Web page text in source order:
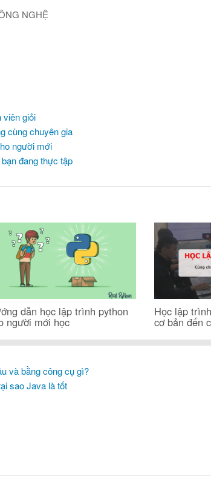
NGHỆ
viên giỏi
cùng chuyên gia
người mới
đang thực tập
dẫn học lập trình python
người mới học
Học lập
cơ bản đến
và bằng công cụ gì?
sao Java là tốt